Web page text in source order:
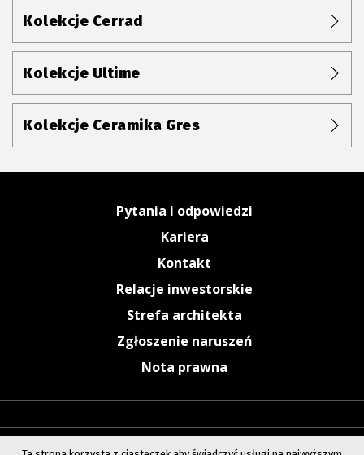
Kolekcje Cerrad
Kolekcje Ultime
Kolekcje Ceramika Gres
Pytania i odpowiedzi
Kariera
Kontakt
Relacje inwestorskie
Strefa architekta
Zgłoszenie naruszeń
Nota prawna